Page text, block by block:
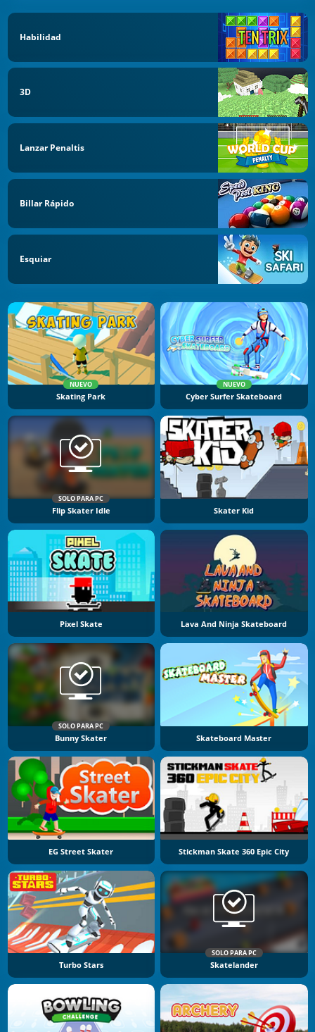
Habilidad
3D
Lanzar Penaltis
Billar Rápido
Esquiar
NUEVO
Skating Park
NUEVO
Cyber Surfer Skateboard
SOLO PARA PC
Flip Skater Idle Skater Kid
Pixel Skate Lava And Ninja Skateboard
SOLO PARA PC
Bunny Skater Skateboard Master
EG Street Skater Stickman Skate 360 Epic City
Turbo Stars
SOLO PARA PC
Skatelander